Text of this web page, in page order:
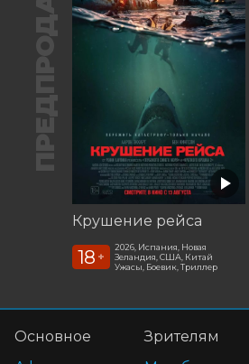
ПРЕДПРОДАЖА
Крушение рейса
18 +
2026, Испания, Новая
Зеландия, США, Китай
Ужасы, Боевик, Триллер
Основное
Зрителям